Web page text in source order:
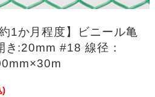
1か月程度】ビニール亀
き:20mm #18 線径：
)